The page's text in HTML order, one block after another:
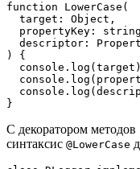
function LowerCase(
  target: Object,
propertyKey:
descriptor:
) {
}
С декоратором методов
синтаксис @LowerCase